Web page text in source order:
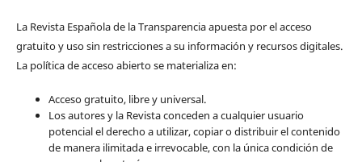
La Revista Española de la Transparencia apuesta por el acceso
gratuito y uso sin restricciones a su información y recursos digitales.
La política de acceso abierto se materializa en:
Acceso gratuito, libre y universal.
Los autores y la Revista conceden a cualquier usuario
potencial el derecho a utilizar, copiar o distribuir el contenido
de manera ilimitada e irrevocable, con la única condición de